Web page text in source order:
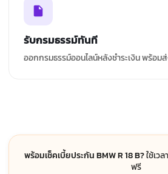
รับกรมธรรม์ทันที
ออกกรมธรรม์ออนไลน์หลังชำระเงิน พร้อม
พร้อมเช็คเบี้ยประกัน BMW R 18 B?ใช้เว
ฟรี